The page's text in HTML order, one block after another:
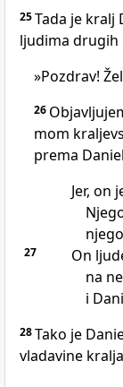
25Tada je kralj
ljudima drugih
»Pozdrav!
26
mom
prema
Jer, on
27
On
na
i
28Tako je
vladavine